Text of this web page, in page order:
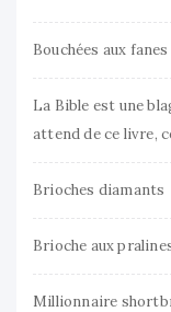
Bouchées aux
La Bible est une
attend de ce livre,
Brioches diamants
Brioche aux
Millionnaire